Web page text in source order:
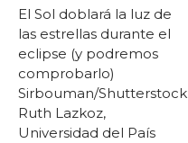
El Sol doblará la luz de
las estrellas durante el
eclipse (y podremos
comprobarlo)
Sirbouman/Shutterstock
Ruth Lazkoz,
Universidad del País